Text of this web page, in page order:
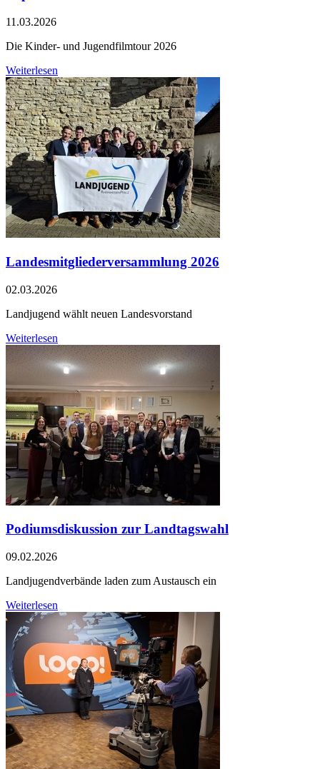
11.03.2026
Die Kinder- und Jugendfilmtour 2026
Weiterlesen
Landesmitgliederversammlung 2026
02.03.2026
Landjugend wählt neuen Landesvorstand
Weiterlesen
Podiumsdiskussion zur Landtagswahl
09.02.2026
Landjugendverbände laden zum Austausch ein
Weiterlesen